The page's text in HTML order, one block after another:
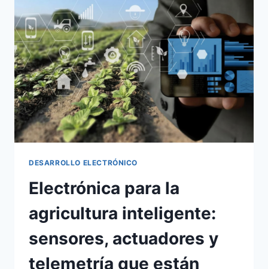
DESARROLLO ELECTRÓNICO
Electrónica para la
agricultura inteligente:
sensores, actuadores y
telemetría que están